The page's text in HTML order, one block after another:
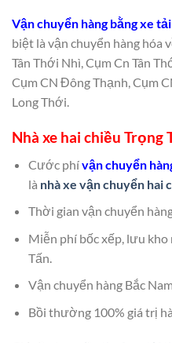
Vận chuyển hàng bằng xe tải
biệt là vận chuyển hàng hóa
Tân Thới Nhì, Cụm Cn Tân
Cụm CN Đông Thạnh, Cụm
Long Thới.
Nhà xe hai chiều Trọng
Cước phívận chuyển
là nhà xe vận chuyển hai
Thời gian vận chuyển
Miễn phí bốc xếp, lưu kho
Tấn.
Vận chuyển hàng Bắc
Bồi thường 100% giá trị